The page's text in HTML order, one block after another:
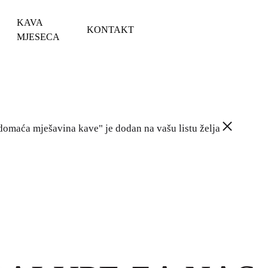
KAVA
MJESECA
KONTAKT
mješavina kave" je dodan na vašu listu želja